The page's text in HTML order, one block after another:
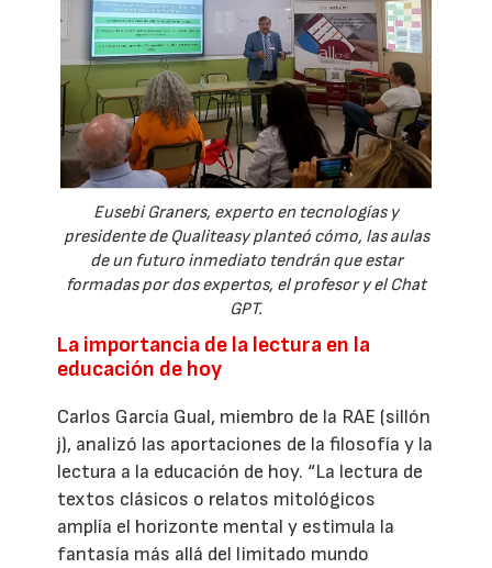
Eusebi Graners, experto en tecnologías y
presidente de Qualiteasy planteó cómo, las aulas
de un futuro inmediato tendrán que estar
formadas por dos expertos, el profesor y el Chat
GPT.
La importancia de la lectura en la
educación de hoy
Carlos García Gual, miembro de la RAE (sillón
j), analizó las aportaciones de la filosofía y la
lectura a la educación de hoy. “La lectura de
textos clásicos o relatos mitológicos
amplía el horizonte mental y estimula la
fantasía más allá del limitado mundo